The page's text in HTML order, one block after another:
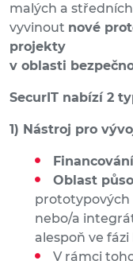
malých a
vyvinout nové
projekty
v oblasti
SecurIT nabízí 2
1) Nástroj pro
Financování
Oblast
prototypových
nebo/a
alespoň ve fázi
V rámci